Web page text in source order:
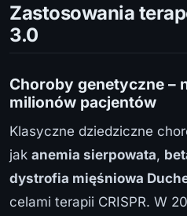
Zastosowania
3.0
Choroby genetyczne –
milionów pacjentów
Klasyczne dziedziczne
jak anemia sierpowata,
dystrofia mięśniowa
celami terapii CRISPR. W